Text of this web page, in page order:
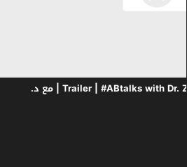
Trailer | #ABtalks with Dr. Zahi Hawass | Chapter 244 | مع د.